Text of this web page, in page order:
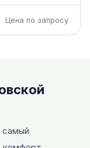
Цена по запросу
самый